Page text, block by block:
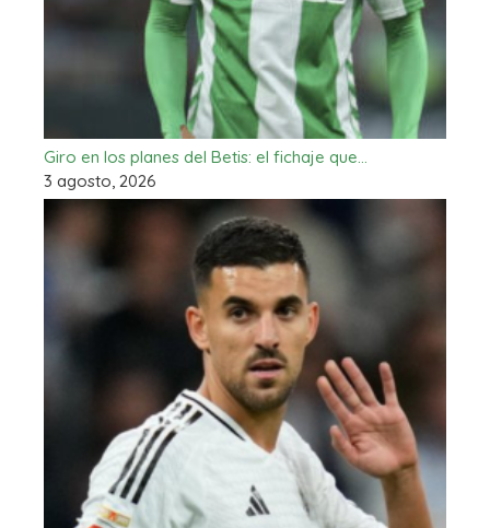
Giro en los planes del Betis: el fichaje que…
3 agosto, 2026